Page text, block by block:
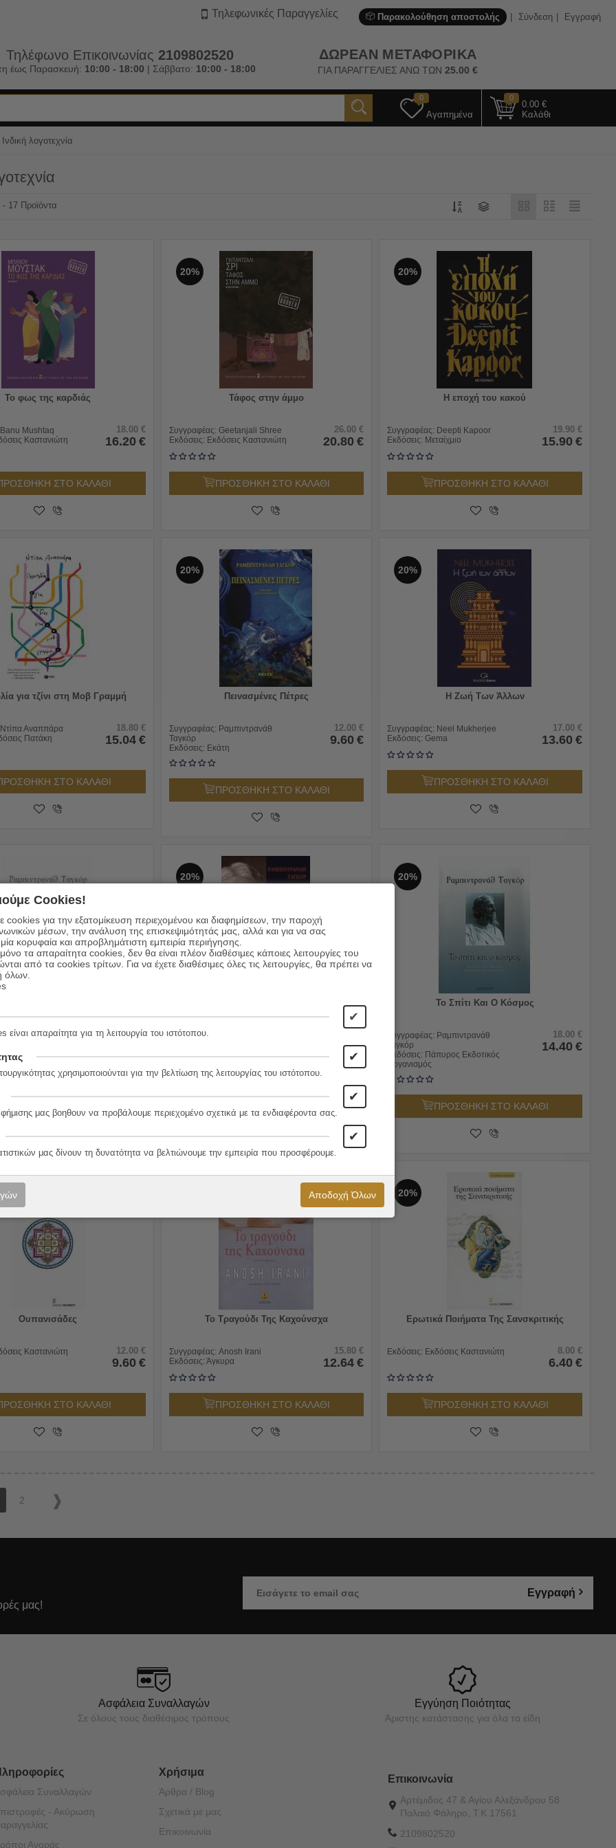
Παρακολούθηση αποστολής Σύνδεση Εγγραφή
Τηλεφωνικές Παραγγελίες
Τηλέφωνο Επικοινωνίας 2109802520
έως Παρασκευή: 10:00 - 18:00 | Σάββατο: 10:00 - 18:00
ΔΩΡΕΑΝ ΜΕΤΑΦΟΡΙΚΑ
ΓΙΑ ΠΑΡΑΓΓΕΛΙΕΣ ΑΝΩ ΤΩΝ25.00 €
0
Αγαπημένα
0
0.00 €
Καλάθι
Ινδική λογοτεχνία
17 Προϊόντα
Το φως της καρδιάς
Banu Mushtaq
Καστανιώτη
18.00 €
16.20 €
ΣΤΟ ΚΑΛΑΘΙ
20%
Τάφος στην άμμο
Συγγραφέας: Geetanjali Shree
Εκδόσεις: Εκδόσεις Καστανιώτη
26.00 €
20.80 €
ΠΡΟΣΘΗΚΗ ΣΤΟ ΚΑΛΑΘΙ
20%
Η εποχή του κακού
Συγγραφέας: Deepti Kapoor
Εκδόσεις: Μεταίχμιο
19.90 €
15.90 €
ΠΡΟΣΘΗΚΗ ΣΤΟ ΚΑΛΑΘΙ
για τζίνι στη Μοβ Γραμμή
Ντίπα Αναππάρα
Πατάκη
18.80 €
15.04 €
ΣΤΟ ΚΑΛΑΘΙ
20%
Πεινασμένες Πέτρες
Συγγραφέας: Ραμπιντρανάθ
Ταγκόρ
Εκδόσεις: Εκάτη
12.00 €
9.60 €
ΠΡΟΣΘΗΚΗ ΣΤΟ ΚΑΛΑΘΙ
20%
Η Ζωή Των Άλλων
Συγγραφέας: Neel Mukherjee
Εκδόσεις:Gema
17.00 €
13.60 €
ΠΡΟΣΘΗΚΗ ΣΤΟ ΚΑΛΑΘΙ
Ραμπιντρανάθ
Εκδοτικός
9.00 €
20%
Συγγραφέας:
Εκδόσεις:Εκάτη
15.26 €
ΠΡΟΣΘΗΚΗ ΣΤΟ ΚΑΛΑΘΙ
20%
Το Σπίτι Και Ο Κόσμος
Συγγραφέας: Ραμπιντρανάθ
Ταγκόρ
Εκδόσεις: Πάπυρος Εκδοτικός
Οργανισμός
18.00 €
14.40 €
ΠΡΟΣΘΗΚΗ ΣΤΟ ΚΑΛΑΘΙ
Ουπανισάδες
Καστανιώτη 12.00 €
9.60 €
ΣΤΟ ΚΑΛΑΘΙ
Το Τραγούδι Της Καχούνσχα
Συγγραφέας: Anosh Irani
Εκδόσεις: Άγκυρα
15.80 €
12.64 €
ΠΡΟΣΘΗΚΗ ΣΤΟ ΚΑΛΑΘΙ
20%
Ερωτικά Ποιήματα Της Σανσκριτικής
Εκδόσεις: Εκδόσεις Καστανιώτη 8.00 €
6.40 €
ΠΡΟΣΘΗΚΗ ΣΤΟ ΚΑΛΑΘΙ
2
μας!
Εγγραφή
Ασφάλεια Συναλλαγών
Σε όλους τους διαθέσιμος τρόπους
Εγγύηση Ποιότητας
Άριστης κατάστασης για όλα τα είδη
Συναλλαγών
- Ακύρωση
Αγοράς
Χρήσιμα
Άρθρα / Blog
Σχετικά με μας
Επικοινωνία
Επικοινωνία
Αρτέμιδος 47 & Αγίου Αλεξάνδρου 58
Παλαιό Φάληρο, Τ.Κ.17561
2109802520
Cookies!
cookies για την εξατομίκευση περιεχομένου και διαφημίσεων, την παροχή
μέσων, την ανάλυση της επισκεψιμότητάς μας, αλλά και για να σας
κορυφαία και απροβλημάτιστη εμπειρία περιήγησης.
τα απαραίτητα cookies, δεν θα είναι πλέον διαθέσιμες κάποιες λειτουργίες του
από τα cookies τρίτων. Για να έχετε διαθέσιμες όλες τις λειτουργίες, θα πρέπει να
όλων.
✔
είναι απαραίτητα για τη λειτουργία του ιστότοπου.
✔
χρησιμοποιούνται για την βελτίωση της λειτουργίας του ιστότοπου.
✔
μας βοηθουν να προβάλουμε περιεχομένο σχετικά με τα ενδιαφέροντα σας.
✔
μας δίνουν τη δυνατότητα να βελτιώνουμε την εμπειρία που προσφέρουμε.
Αποδοχή Όλων